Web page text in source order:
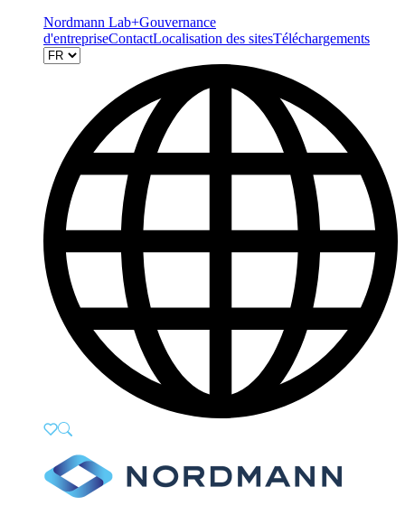
Nordmann Lab+Gouvernance
d'entrepriseContactLocalisation des sitesTéléchargements